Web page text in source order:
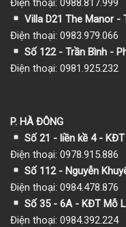
Điện thoại: 0988.817.999
Villa D21 The Manor -
Điện thoại: 0983.979.066
Số 122 - Trần Bình -
Điện thoại: 0981.925.232
P. HÀ ĐÔNG
Số 21 - liền kề 4 -
Điện thoại: 0978.915.886
Số 112 - Nguyễn
Điện thoại: 0984.478.876
Số 35 - 6A - KĐT Mỗ
Điện thoại: 0984.392.224